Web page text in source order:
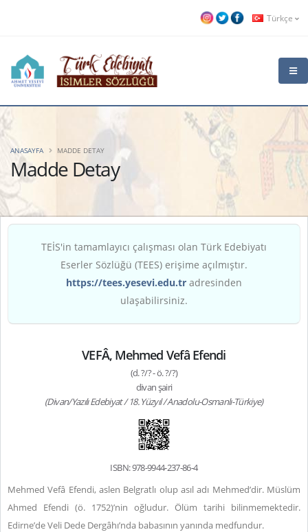
Türkçe
Madde Detay
ANASAYFA MADDE DETAY
TEİS'in tamamlayıcı çalışması olan Türk Edebiyatı
Eserler Sözlüğü (TEES) erişime açılmıştır.
https://tees.yesevi.edu.tr adresinden
ulaşabilirsiniz.
VEFÂ, Mehmed Vefâ Efendi
(d. ?/? - ö. ?/?)
divan şairi
(Divan/Yazılı Edebiyat / 18. Yüzyıl / Anadolu-Osmanlı-Türkiye)
ISBN: 978-9944-237-86-4
Mehmed Vefâ Efendi, aslen Belgratlı olup asıl adı Mehmed’dir. Müslüm
Ahmed Efendi (ö. 1752)’nin oğludur. Ölüm tarihi bilinmemektedir.
Edirne’de Veli Dede Dergâhı’nda babasının yanında medfundur.